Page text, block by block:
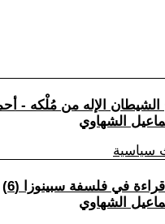
الشهاوي
سياسية
الشهاوي